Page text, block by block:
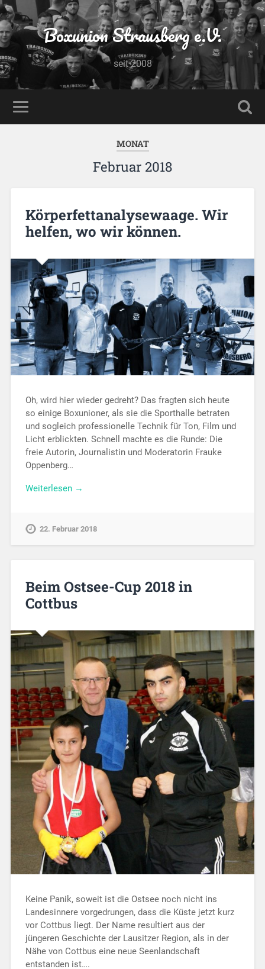
Boxunion Strausberg e.V.
seit 2008
MONAT
Februar 2018
Körperfettanalysewaage. Wir
helfen, wo wir können.
Oh, wird hier wieder gedreht? Das fragten sich heute
so einige Boxunioner, als sie die Sporthalle betraten
und sogleich professionelle Technik für Ton, Film und
Licht erblickten. Schnell machte es die Runde: Die
freie Autorin, Journalistin und Moderatorin Frauke
Oppenberg…
Weiterlesen →
22. Februar 2018
Beim Ostsee-Cup 2018 in
Cottbus
Keine Panik, soweit ist die Ostsee noch nicht ins
Landesinnere vorgedrungen, dass die Küste jetzt kurz
vor Cottbus liegt. Der Name resultiert aus der
jüngeren Geschichte der Lausitzer Region, als in der
Nähe von Cottbus eine neue Seenlandschaft
entstanden ist….